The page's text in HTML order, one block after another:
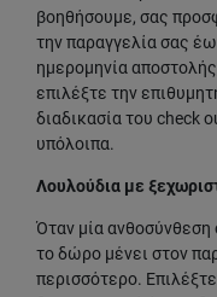
βοηθήσουμε, σας
την παραγγελία σας
ημερομηνία
επιλέξτε την
διαδικασία του check
υπόλοιπα.
Λουλούδια με
Όταν μία ανθοσύνθεση
το δώρο μένει στον
περισσότερο.